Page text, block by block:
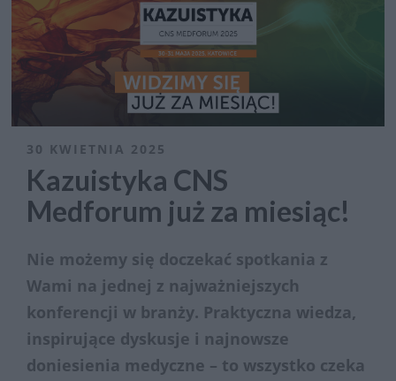
30 KWIETNIA 2025
Kazuistyka CNS
Medforum już za miesiąc!
Nie możemy się doczekać spotkania z
Wami na jednej z najważniejszych
konferencji w branży. Praktyczna wiedza,
inspirujące dyskusje i najnowsze
doniesienia medyczne – to wszystko czeka